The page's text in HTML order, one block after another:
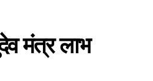
मंत्र लाभ